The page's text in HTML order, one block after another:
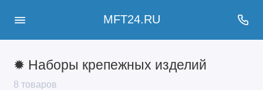
MFT24.RU
✹ Наборы крепежных изделий
8 товаров